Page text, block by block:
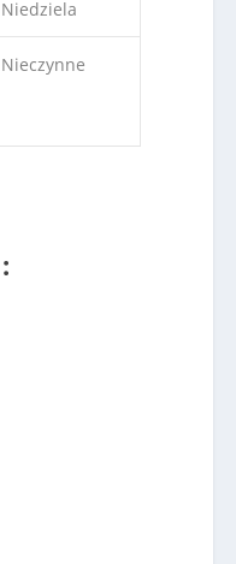
Niedziela
Nieczynne
: